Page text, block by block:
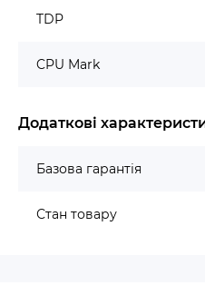
TDP
CPU Mark
Додаткові
Базова гарантія
Стан товару